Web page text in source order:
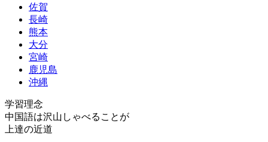
佐賀
長崎
熊本
大分
宮崎
鹿児島
沖縄
学習理念
中国語は沢山しゃべることが
上達の近道